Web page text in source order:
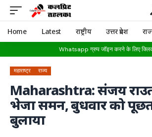
Home Latest राष्ट्रीय उत्तर प्रदेश
Whatsapp ग्रुप जॉइन करने के लिए
महाराष्ट्र राज्य
Maharashtra: संजय
भेजा समन, बुधवार को
बुलाया